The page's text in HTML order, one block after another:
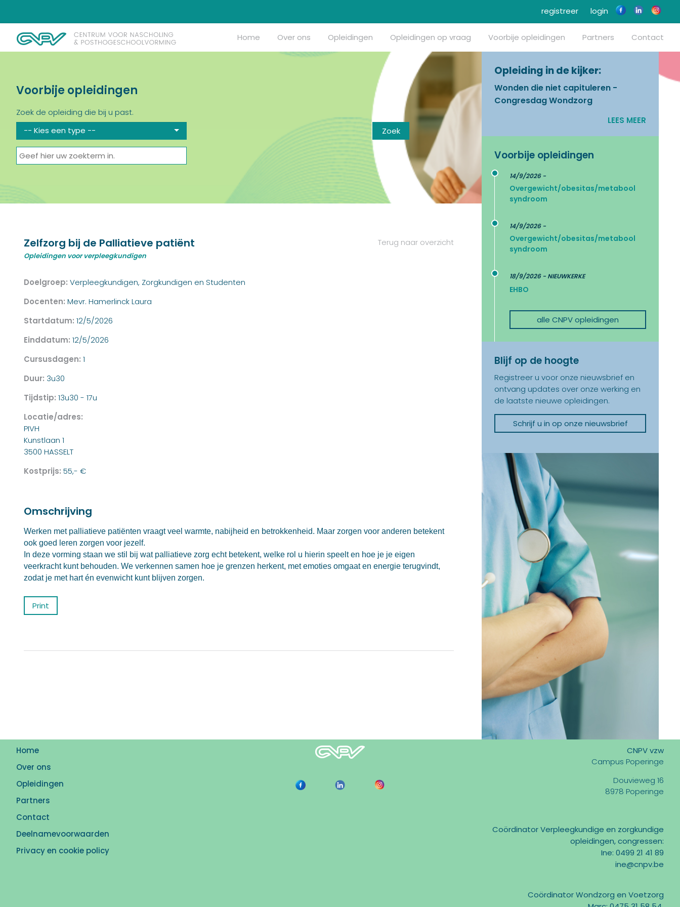
login
registreer
Home Over ons Opleidingen Opleidingen op vraag Voorbije opleidingen Partners Contact
Voorbije opleidingen
Zoek de opleiding die bij u past.
-- Kies een type --
Opleiding in de kijker:
Wonden die niet capituleren -
Congresdag Wondzorg
LEES MEER
Voorbije opleidingen
14/9/2026 -
Overgewicht/obesitas/metabool
syndroom
14/9/2026 -
Overgewicht/obesitas/metabool
syndroom
18/9/2026 - NIEUWKERKE
EHBO
alle CNPV opleidingen
Blijf op de hoogte
Registreer u voor onze nieuwsbrief en
ontvang updates over onze werking en
de laatste nieuwe opleidingen.
Schrijf u in op onze nieuwsbrief
Terug naar overzicht
Zelfzorg bij de Palliatieve patiënt
Opleidingen voor verpleegkundigen
Doelgroep: Verpleegkundigen, Zorgkundigen en Studenten
Docenten: Mevr. Hamerlinck Laura
Startdatum: 12/5/2026
Einddatum: 12/5/2026
Cursusdagen: 1
Duur: 3u30
Tijdstip: 13u30 - 17u
Locatie/adres:
PIVH
Kunstlaan 1
3500 HASSELT
Kostprijs: 55,- €
Omschrijving
Werken met palliatieve patiënten vraagt veel warmte, nabijheid en betrokkenheid. Maar zorgen voor anderen betekent
ook goed leren zorgen voor jezelf.
In deze vorming staan we stil bij wat palliatieve zorg echt betekent, welke rol u hierin speelt en hoe je je eigen
veerkracht kunt behouden. We verkennen samen hoe je grenzen herkent, met emoties omgaat en energie terugvindt,
zodat je met hart én evenwicht kunt blijven zorgen.
Print
Home
Over ons
Opleidingen
Partners
Contact
Deelnamevoorwaarden
Privacy en cookie policy
CNPV vzw
Campus Poperinge
Douvieweg 16
8978 Poperinge
Coördinator Verpleegkundige en zorgkundige
opleidingen, congressen:
Ine: 0499 21 41 89
ine@cnpv.be
Coördinator Wondzorg en Voetzorg